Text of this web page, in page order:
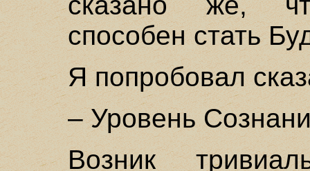
способен стать
Я попробовал
– Уровень
Возник